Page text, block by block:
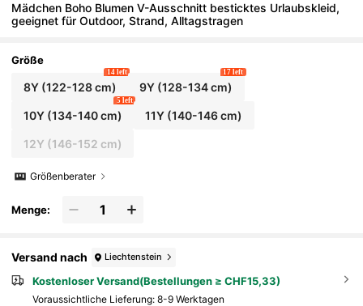
Mädchen Boho Blumen V-Ausschnitt besticktes Urlaubskleid,
geeignet für Outdoor, Strand, Alltagstragen
Größe
8Y(122-128 cm)
14 left
9Y (128-134 cm)
17 left
10Y(134-140 cm)
5 left
11Y (140-146 cm)
12Y (146-152 cm)
Größenberater
Menge:
Versand nach Liechtenstein
Kostenloser Versand(Bestellungen ≥ CHF15,33)
Voraussichtliche Lieferung: 8-9 Werktagen